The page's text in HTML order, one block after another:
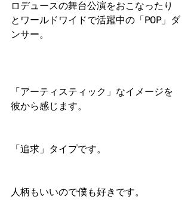
ロデュースの舞台公演をおこなったり
とワールドワイドで活躍中の「 POP」ダ
ンサー。
「アーティスティック」なイメージを
彼から感じます。
「追求」タイプです。
人柄もいいので僕も好きです。